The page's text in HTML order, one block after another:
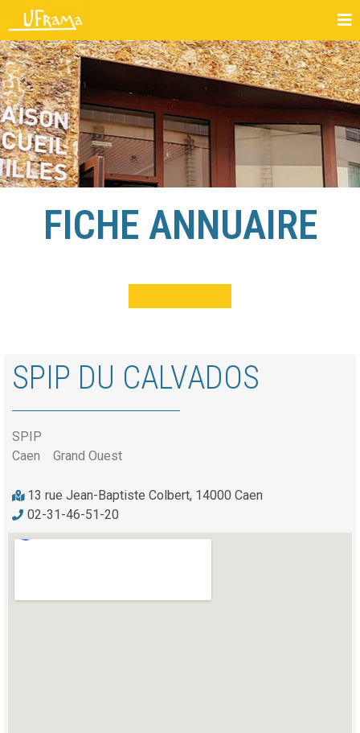
FICHE ANNUAIRE
SPIP DU CALVADOS
SPIP
Caen
Grand Ouest
13 rue Jean-Baptiste Colbert, 14000 Caen
02-31-46-51-20